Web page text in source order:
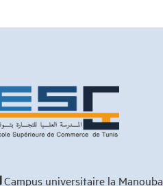
Campus universitaire la Manouba